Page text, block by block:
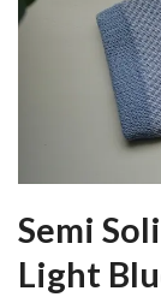
Semi
Light